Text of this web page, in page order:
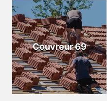
Couvreur 69